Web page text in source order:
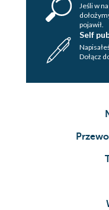
Jeśli w
pojawił.
Self
Dołącz